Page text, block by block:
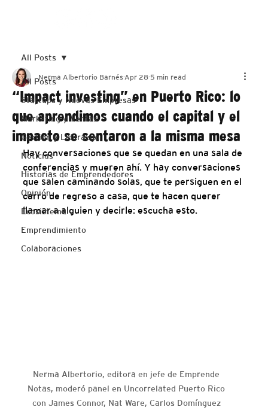
All Posts
Startups y Nuevas Empresas
Marketing y Ventas
Gestión y Liderazgo
Noticias
Historias de Emprendedores
Opinión
Ecosistema
Emprendimiento
Colaboraciones
All Posts
“Impact investing” en Puerto Rico: lo
que aprendimos cuando el capital y el
impacto se sentaron a la misma mesa
Nerma Albertorio BarnésApr 28 5 min read
Hay conversaciones que se quedan en una sala de
conferencias y mueren ahí. Y hay conversaciones
que salen caminando solas, que te persiguen en el
carro de regreso a casa, que te hacen querer
llamar a alguien y decirle: escucha esto.
Nerma Albertorio, editora en jefe de Emprende
Notas, moderó panel en Uncorrelated Puerto Rico
con James Connor, Nat Ware, Carlos Domínguez